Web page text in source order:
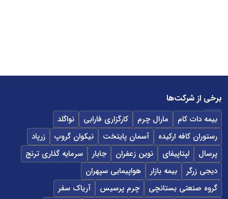
برخی از شرکت‌ها
بیمه دات کام مارال چرم کارگزاری فارابی
نواگلد
رستوران کافه ارکیده
آسمان پایتخت نیکوان گروپ
زرپاد
پرسال
لپتاپیفای نوین زعفران جابار
سرمایه گذاری ترنج
دیجی زرگر
بیمه بازار
هواپیمایی سپهران
گروه صنعتی بستانچی
چرم پرسیس
آریاک سفر